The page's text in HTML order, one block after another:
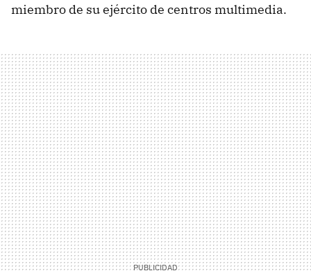
miembro de su ejército de centros multimedia.